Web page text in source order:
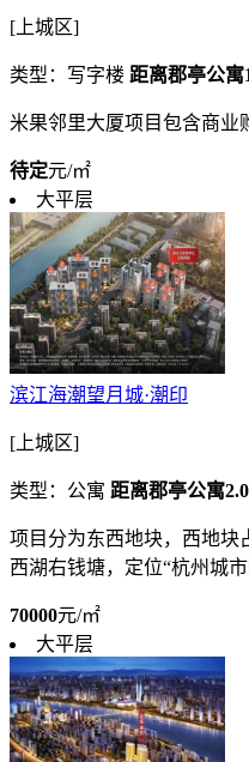
[上城区]
类型：写字楼 距离郡亭公
米果邻里大厦项目包含商业
待定元/㎡
大平层
滨江海潮望月城·潮印
[上城区]
类型：公寓 距离郡亭公寓
项目分为东西地块，西地块
西湖右钱塘，定位“杭州城
70000元/㎡
大平层